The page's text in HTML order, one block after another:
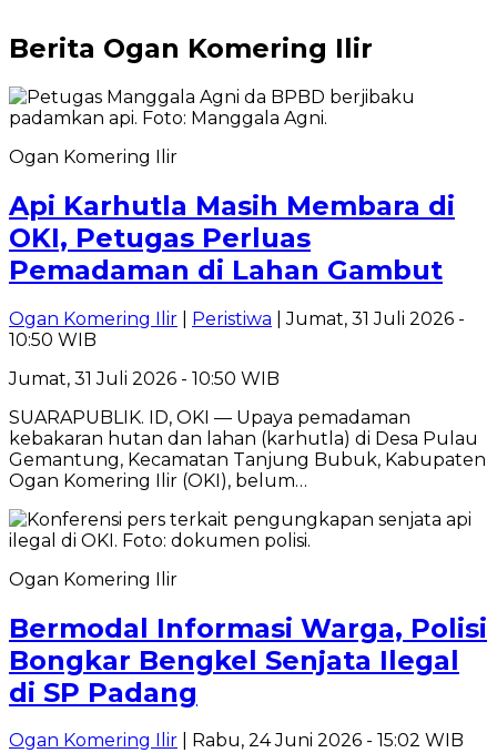
Berita Ogan Komering Ilir
Ogan Komering Ilir
Api Karhutla Masih Membara di
OKI, Petugas Perluas
Pemadaman di Lahan Gambut
Ogan Komering Ilir Peristiwa | Jumat, 31 Juli 2026 -
10:50 WIB
Jumat, 31 Juli 2026 - 10:50 WIB
SUARAPUBLIK. ID, OKI — Upaya pemadaman
kebakaran hutan dan lahan (karhutla) di Desa Pulau
Gemantung, Kecamatan Tanjung Bubuk, Kabupaten
Ogan Komering Ilir (OKI), belum…
Ogan Komering Ilir
Bermodal Informasi Warga, Polisi
Bongkar Bengkel Senjata Ilegal
di SP Padang
Ogan Komering Ilir | Rabu, 24 Juni 2026 - 15:02 WIB